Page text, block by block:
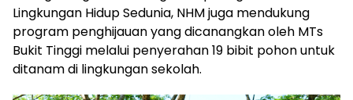
Lingkungan Hidup Sedunia, NHM juga mendukung
program penghijauan yang dicanangkan oleh MTs
Bukit Tinggi melalui penyerahan 19 bibit pohon untuk
ditanam di lingkungan sekolah.